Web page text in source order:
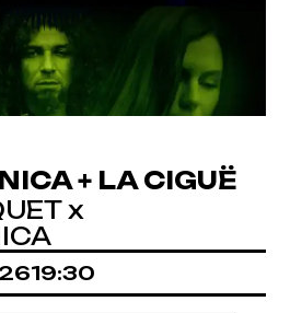
+ LA CIGUË
x
19:30